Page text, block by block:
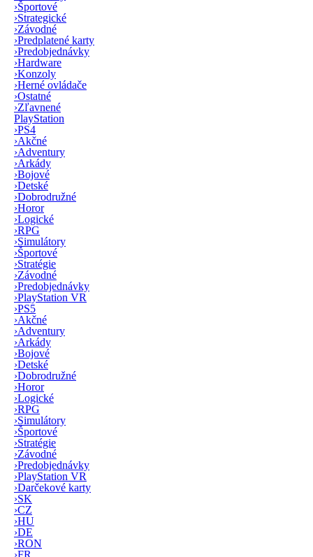
›Športové
›Strategické
›Závodné
›Predplatené karty
›Predobjednávky
›Hardware
›Konzoly
›Herné ovládače
›Ostatné
›Zľavnené
PlayStation
›PS4
›Akčné
›Adventury
›Arkády
›Bojové
›Detské
›Dobrodružné
›Horor
›Logické
›RPG
›Simulátory
›Športové
›Stratégie
›Závodné
›Predobjednávky
›PlayStation VR
›PS5
›Akčné
›Adventury
›Arkády
›Bojové
›Detské
›Dobrodružné
›Horor
›Logické
›RPG
›Simulátory
›Športové
›Stratégie
›Závodné
›Predobjednávky
›PlayStation VR
›Darčekové karty
›SK
›CZ
›HU
›DE
›RON
›FR